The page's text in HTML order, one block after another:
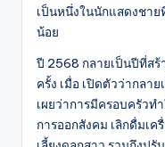
เป็นหนึ่งในนักแสดงชา
น้อย
ปี 2568 กลายเป็นปีที่ส
ครั้ง เมื่อ เปิดตัวว่ากลา
เผยว่าการมีครอบครัวท
การออกสังคม เลิกดื่มเ